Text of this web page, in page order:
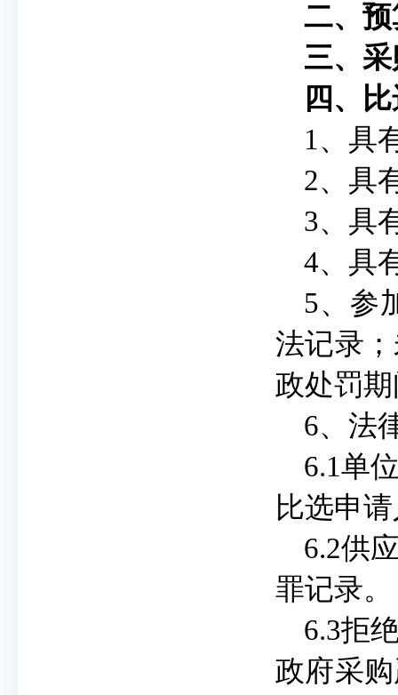
二、
三、
四、
1、具
2、具
3、具
4、具
5、参
法记录
政处罚
6、法
6.1单
比选申
6.2供
罪记录。
6.3拒
政府采